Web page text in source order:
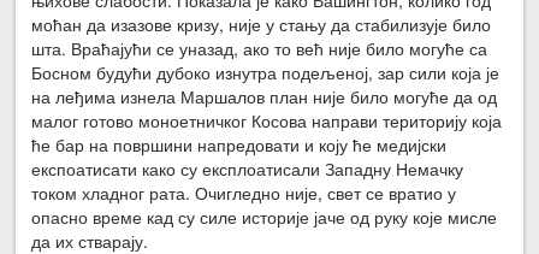
моћан да изазове кризу, није у стању да стабилизује било
шта. Враћајући се уназад, ако то већ није било могуће са
Босном будући дубоко изнутра подељеној, зар сили која је
на леђима изнела Маршалов план није било могуће да од
малог готово моноетничког Косова направи територију која
ће бар на површини напредовати и коју ће медијски
експоатисати како су експлоатисали Западну Немачку
током хладног рата. Очигледно није, свет се вратио у
опасно време кад су силе историје јаче од руку које мисле
да их стварају.